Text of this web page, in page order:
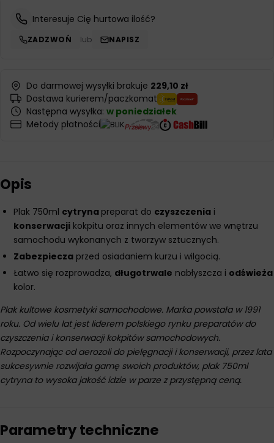
Interesuje Cię hurtowa ilość?
ZADZWOŃ lub NAPISZ
Do darmowej wysyłki brakuje 229,10 zł
Dostawa kurierem/paczkomat
Następna wysyłka: w poniedziałek
Metody płatności
Opis
Plak 750ml cytryna preparat do czyszczenia i
konserwacji kokpitu oraz innych elementów we wnętrzu
samochodu wykonanych z tworzyw sztucznych.
Zabezpiecza przed osiadaniem kurzu i wilgocią.
Łatwo się rozprowadza, długotrwale nabłyszcza i odświeża
kolor.
Plak kultowe kosmetyki samochodowe. Marka powstała w 1991
roku. Od wielu lat jest liderem polskiego rynku preparatów do
czyszczenia i konserwacji kokpitów samochodowych.
Rozpoczynając od aerozoli do pielęgnacji i konserwacji, przez lata
sukcesywnie rozwijała gamę swoich produktów, plak 750ml
cytryna to wysoka jakość idzie w parze z przystępną ceną.
Parametry techniczne